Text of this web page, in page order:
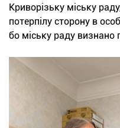
Криворізьку міську
потерпілу сторону в
бо міську раду визнано